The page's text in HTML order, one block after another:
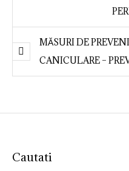
MĂSURI DE
CANICULARE –
Cautati